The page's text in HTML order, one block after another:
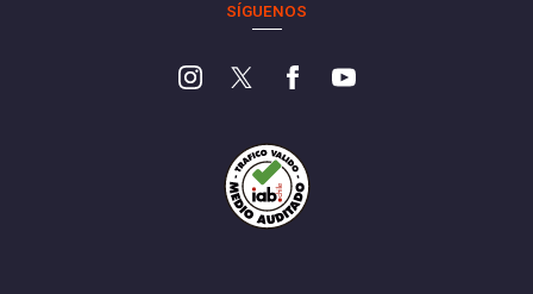
SÍGUENOS